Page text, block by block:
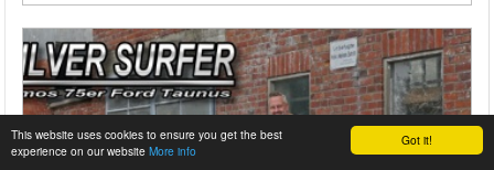
Got it!
This website uses cookies to ensure you get the best
experience on our website More info